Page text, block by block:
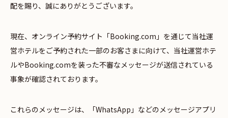
配を賜り、誠にありがとうございます。
現在、オンライン予約サイト「Booking.com」を通じて当社運
営ホテルをご予約された一部のお客さまに向けて、当社運営ホテ
ルやBooking.comを装った不審なメッセージが送信されている
事象が確認されております。
これらのメッセージは、「WhatsApp」などのメッセージアプリ